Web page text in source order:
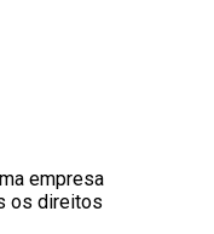
empresa
os direitos